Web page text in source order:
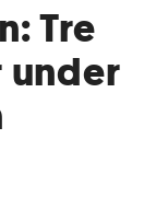
Tre
under